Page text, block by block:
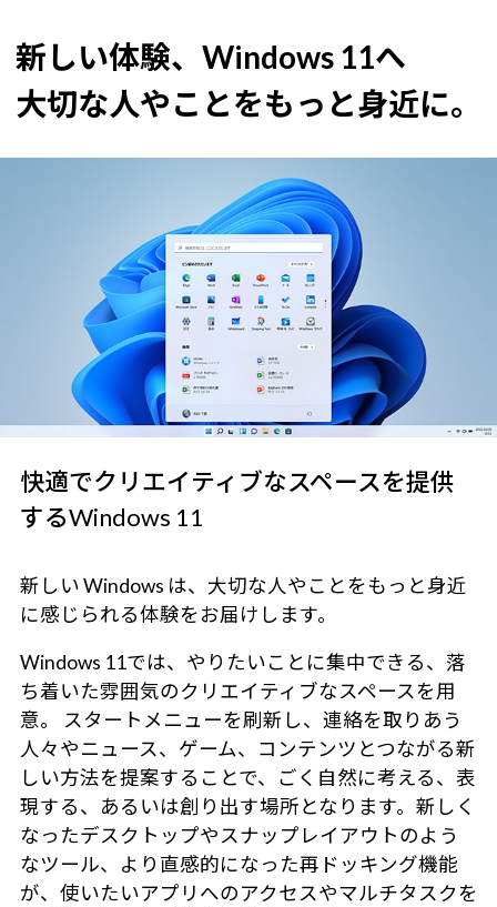
新しい体験、Windows 11へ
大切な人やことをもっと身近に。
快適でクリエイティブなスペースを提供
するWindows 11
新しい Windows は、大切な人やことをもっと身近
に感じられる体験をお届けします。
Windows 11では、やりたいことに集中できる、落
ち着いた雰囲気のクリエイティブなスペースを用
意。 スタートメニューを刷新し、連絡を取りあう
人々やニュース、ゲーム、コンテンツとつながる新
しい方法を提案することで、ごく自然に考える、表
現する、あるいは創り出す場所となります。新しく
なったデスクトップやスナップレイアウトのよう
なツール、より直感的になった再ドッキング機能
が、使いたいアプリへのアクセスやマルチタスクを